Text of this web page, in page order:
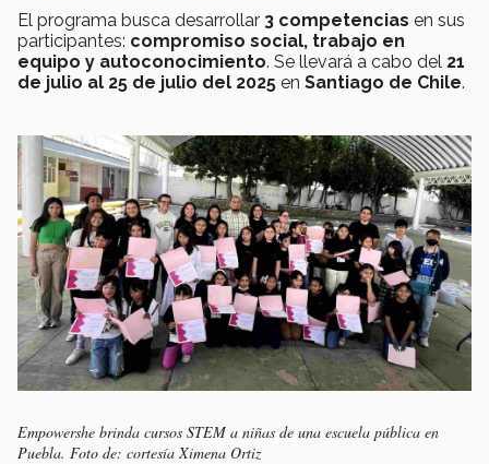
El programa busca desarrollar 3 competencias en sus
participantes: compromiso social, trabajo en
equipo y autoconocimiento. Se llevará a cabo del 21
de julio al 25 de julio del 2025 en Santiago de Chile.
Empowershe brinda cursos STEM a niñas de una escuela pública en
Puebla. Foto de: cortesía Ximena Ortiz